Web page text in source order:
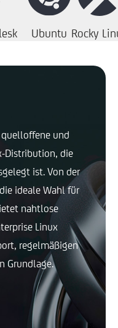
Ubuntu Rocky
quelloffene und
Distribution, die
ist. Von der
ideale Wahl für
nahtlose
Linux
regelmäßigen
Grundlage.